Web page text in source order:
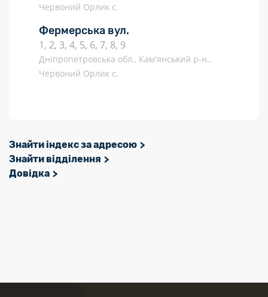
Червоний Орлик с.
Фермерська вул.
1, 2, 3, 4, 5, 6, 7, 8, 9
Дніпропетровська обл., Кам'янський р-н.,
Червоний Орлик с.
Знайти індекс за адресою
Знайти відділення
Довідка